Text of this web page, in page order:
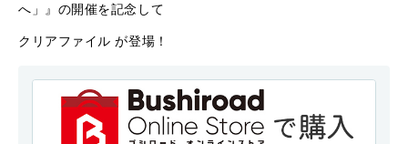
へ」』の開催を記念して
クリアファイル が登場！